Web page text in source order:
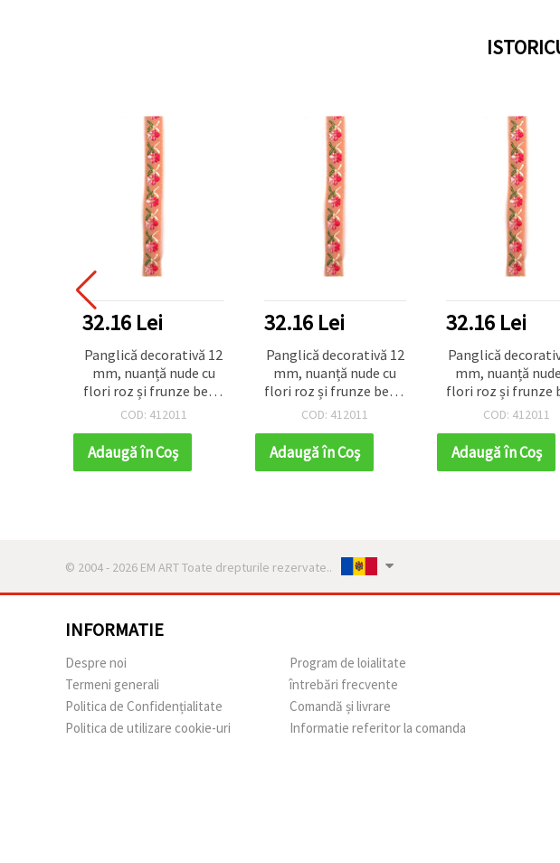
32.16 Lei
Panglică decorativă 12
mm, nuanță nude cu
flori roz și frunze bej și
verzi – 5 m
COD: 412011
Adaugă în Coş
32.16 Lei
Panglică decorativă 12
mm, nuanță nude cu
flori roz și frunze bej și
verzi – 5 m
COD: 412011
Adaugă în Coş
32.16 Lei
Panglică
mm, nuanță
flori roz și frunze
verzi – 5 m
COD: 412011
Adaugă în Coş
© 2004 - 2026 EM ART Toate drepturile rezervate..
INFORMATIE
Despre noi
Termeni generali
Politica de Confidențialitate
Politica de utilizare cookie-uri
Program de loialitate
întrebări frecvente
Comandă și livrare
Informatie referitor la comanda